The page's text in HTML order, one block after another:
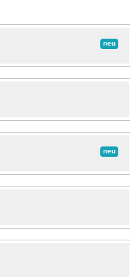
neu
neu